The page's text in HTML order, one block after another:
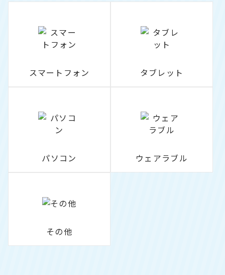
スマートフォン タブレット
パソコン ウェアラブル
その他